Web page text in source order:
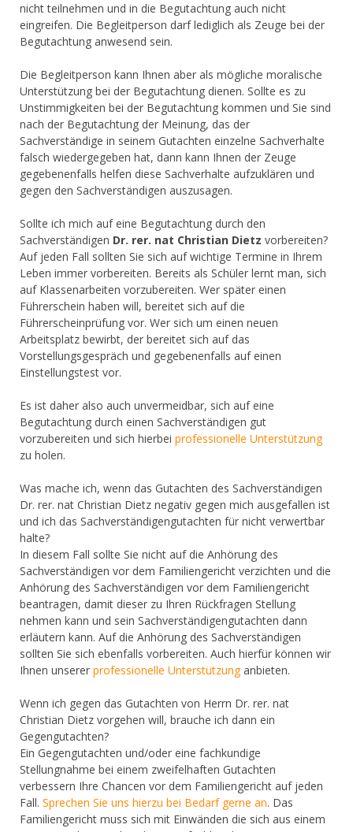
nicht teilnehmen und in die Begutachtung auch nicht
eingreifen. Die Begleitperson darf lediglich als Zeuge bei der
Begutachtung anwesend sein.
Die Begleitperson kann Ihnen aber als mögliche moralische
Unterstützung bei der Begutachtung dienen. Sollte es zu
Unstimmigkeiten bei der Begutachtung kommen und Sie sind
nach der Begutachtung der Meinung, das der
Sachverständige in seinem Gutachten einzelne Sachverhalte
falsch wiedergegeben hat, dann kann Ihnen der Zeuge
gegebenenfalls helfen diese Sachverhalte aufzuklären und
gegen den Sachverständigen auszusagen.
Sollte ich mich auf eine Begutachtung durch den
Sachverständigen Dr. rer. nat Christian Dietz vorbereiten?
Auf jeden Fall sollten Sie sich auf wichtige Termine in Ihrem
Leben immer vorbereiten. Bereits als Schüler lernt man, sich
auf Klassenarbeiten vorzubereiten. Wer später einen
Führerschein haben will, bereitet sich auf die
Führerscheinprüfung vor. Wer sich um einen neuen
Arbeitsplatz bewirbt, der bereitet sich auf das
Vorstellungsgespräch und gegebenenfalls auf einen
Einstellungstest vor.
Es ist daher also auch unvermeidbar, sich auf eine
Begutachtung durch einen Sachverständigen gut
vorzubereiten und sich hierbei professionelle Unterstützung
zu holen.
Was mache ich, wenn das Gutachten des Sachverständigen
Dr. rer. nat Christian Dietz negativ gegen mich ausgefallen ist
und ich das Sachverständigengutachten für nicht verwertbar
halte?
In diesem Fall sollte Sie nicht auf die Anhörung des
Sachverständigen vor dem Familiengericht verzichten und die
Anhörung des Sachverständigen vor dem Familiengericht
beantragen, damit dieser zu Ihren Rückfragen Stellung
nehmen kann und sein Sachverständigengutachten dann
erläutern kann. Auf die Anhörung des Sachverständigen
sollten Sie sich ebenfalls vorbereiten. Auch hierfür können wir
Ihnen unserer professionelle Unterstützunganbieten.
Wenn ich gegen das Gutachten von Herrn Dr. rer. nat
Christian Dietz vorgehen will, brauche ich dann ein
Gegengutachten?
Ein Gegengutachten und/oder eine fachkundige
Stellungnahme bei einem zweifelhaften Gutachten
verbessern Ihre Chancen vor dem Familiengericht auf jeden
Fall. Sprechen Sie uns hierzu bei Bedarf gerne an. Das
Familiengericht muss sich mit Einwänden die sich aus einem